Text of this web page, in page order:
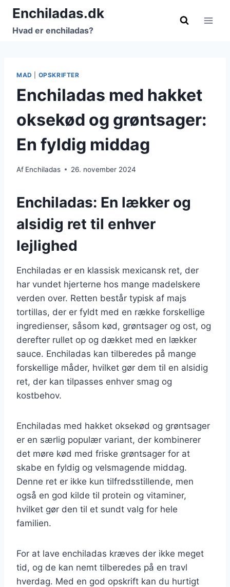
Fortsæt
indhold
Enchiladas.dk
Hvad er enchiladas?
MAD OPSKRIFTER
Enchiladas med hakket
oksekød og grøntsager:
En fyldig middag
Af Enchiladas 26. november 2024
Enchiladas: En lækker og
alsidig ret til enhver
lejlighed
Enchiladas er en klassisk mexicansk ret, der
har vundet hjerterne hos mange madelskere
verden over. Retten består typisk af majs
tortillas, der er fyldt med en række forskellige
ingredienser, såsom kød, grøntsager og ost, og
derefter rullet op og dækket med en lækker
sauce. Enchiladas kan tilberedes på mange
forskellige måder, hvilket gør dem til en alsidig
ret, der kan tilpasses enhver smag og
kostbehov.
Enchiladas med hakket oksekød og grøntsager
er en særlig populær variant, der kombinerer
det møre kød med friske grøntsager for at
skabe en fyldig og velsmagende middag.
Denne ret er ikke kun tilfredsstillende, men
også en god kilde til protein og vitaminer,
hvilket gør den til et sundt valg for hele
familien.
For at lave enchiladas kræves der ikke meget
tid, og de kan nemt tilberedes på en travl
hverdag. Med en god opskrift kan du hurtigt